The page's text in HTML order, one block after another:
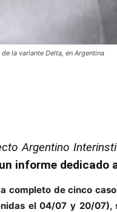
la variante Delta, en Argentina
Argentino
informe
completo de cinco
el 04/07 y 20/